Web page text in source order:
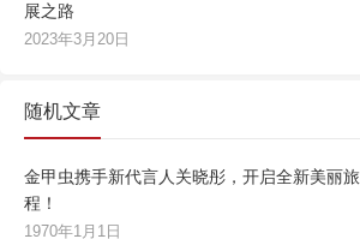
展之路
2023年3月20日
随机文章
金甲虫携手新代言人关晓彤，开启全新美丽旅
程！
1970年1月1日